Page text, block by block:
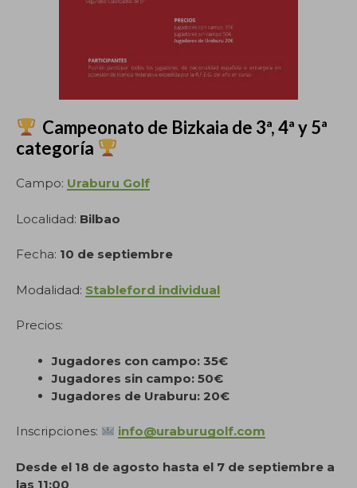
Campeonato de Bizkaia de 3ª, 4ª y 5ª
categoría
Campo: Uraburu Golf
Localidad: Bilbao
Fecha: 10 de septiembre
Modalidad: Stableford individual
Precios:
Jugadores con campo: 35€
Jugadores sin campo: 50€
Jugadores de Uraburu: 20€
Inscripciones: info@uraburugolf.com
Desde el 18 de agosto hasta el 7 de septiembre a
las 11:00